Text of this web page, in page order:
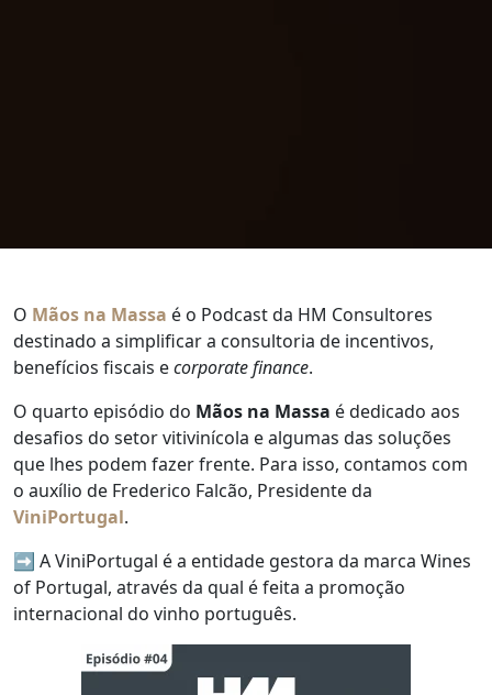
O Mãos na Massa é o Podcast da HM Consultores
destinado a simplificar a consultoria de incentivos,
benefícios fiscais ecorporate finance.
O quarto episódio do Mãos na Massa é dedicado aos
desafios do setor vitivinícola e algumas das soluções
que lhes podem fazer frente. Para isso, contamos com
o auxílio de Frederico Falcão, Presidente da
ViniPortugal.
➡️ A ViniPortugal é a entidade gestora da marca Wines
of Portugal, através da qual é feita a promoção
internacional do vinho português.